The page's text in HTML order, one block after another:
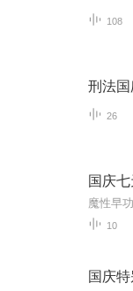
108
刑法国
26
国庆
魔性早
10
国庆